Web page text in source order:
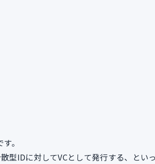
。
型IDに対してVCとして発行する、とい